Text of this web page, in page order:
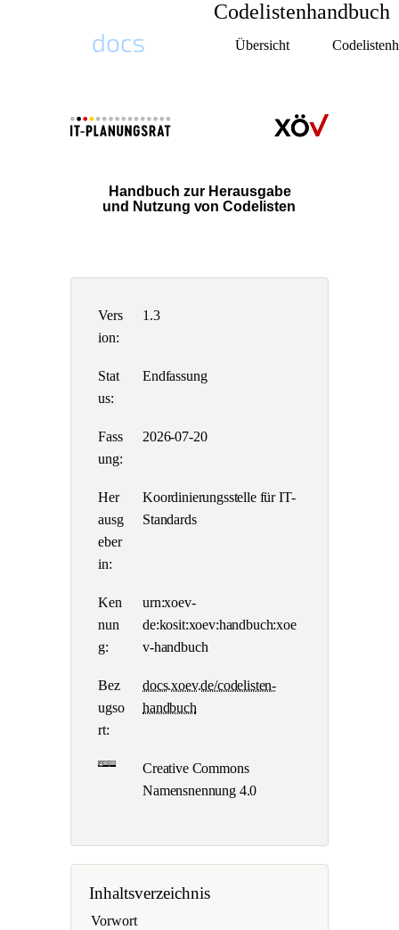
Codelistenhandbuch
Übersicht
Vers
ion:
1.3
Stat
us:
Endfassung
Fass
ung:
2026-07-20
Her
ausg
eber
in:
Koordinierungsstelle für IT-
Standards
Ken
nun
g:
urn:xoev-
de:kosit:xoev:handbuch:xoe
v-handbuch
Bez
ugso
rt:
docs.xoev.de/codelisten-
handbuch
Creative Commons
Namensnennung 4.0
Inhaltsverzeichnis
Vorwort